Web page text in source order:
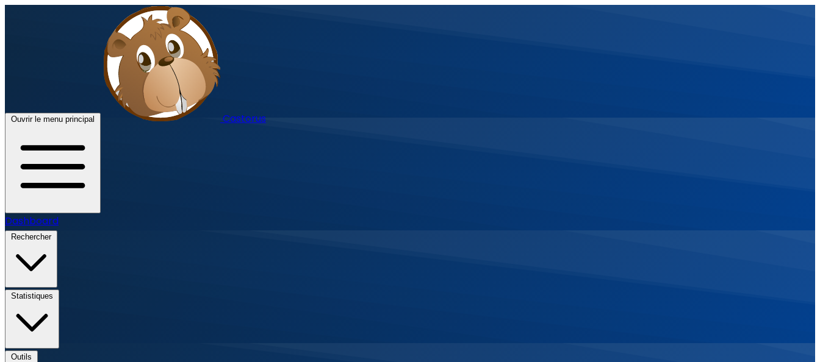
Ouvrir le menu principal Castorus
Dashboard
Rechercher
Statistiques
Outils